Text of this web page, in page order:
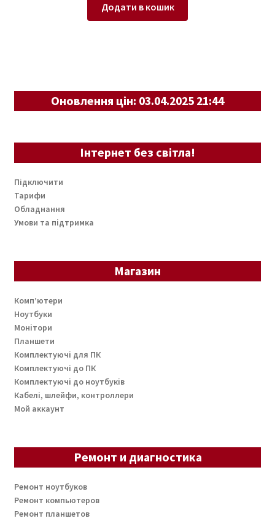
Додати в кошик
Оновлення цін: 03.04.2025 21:44
Інтернет без світла!
Підключити
Тарифи
Обладнання
Умови та підтримка
Магазин
Комп’ютери
Ноутбуки
Монітори
Планшети
Комплектуючі для ПК
Комплектуючі до ПК
Комплектуючі до ноутбуків
Кабелі, шлейфи, контроллери
Мой аккаунт
Ремонт и диагностика
Ремонт ноутбуков
Ремонт компьютеров
Ремонт планшетов